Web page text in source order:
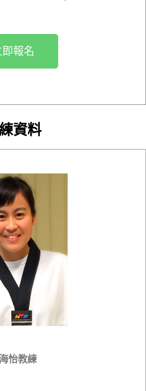
即報名
資料
怡教練